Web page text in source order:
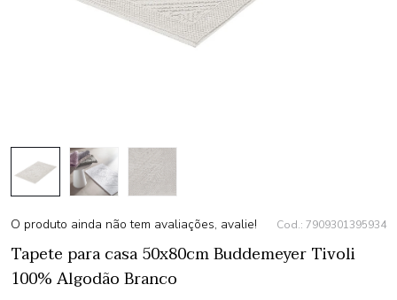
O produto ainda não tem avaliações, avalie! Cod.: 7909301395934
Tapete para casa 50x80cm Buddemeyer Tivoli
100% Algodão Branco